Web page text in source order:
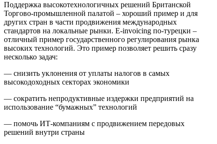
Поддержка высокотехнологичных решений Британской
Торгово-промышленной палатой – хороший пример и для
других стран в части продвижения международных
стандартов на локальные рынки. E-invoicing по-турецки –
отличный пример государственного регулирования рынка
высоких технологий. Это пример позволяет решить сразу
несколько задач:
— снизить уклонения от уплаты налогов в самых
высокодоходных секторах экономики
— сократить непродуктивные издержки предприятий на
использование “бумажных” технологий
— помочь ИТ-компаниям с продвижением передовых
решений внутри страны